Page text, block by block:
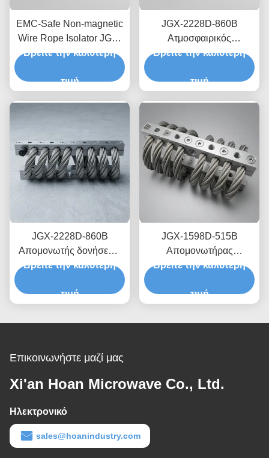
EMC-Safe Non-magnetic
Wire Rope Isolator JGX-
2228D-665B Βάση
κραδασμών για
Βρείτε την καλύτερη
τιμή
JGX-2228D-860B
Ατμοσφαιρικός
απομονωτής δονήσεων
ανοξείδωτο χάλυβα
Βρείτε την καλύτερη
τιμή
JGX-2228D-860B
Απομονωτής δονήσεων
συρματόπλεγματος
σύνθεση Ταχεία
Προσαρμόσιμος
Βρείτε την καλύτερη
τιμή
JGX-1598D-515B
Απομονωτήρας
κραδασμών με
παρέχει κλιμακούμενη
απομόνωση θορύβου
Βρείτε την καλύτερη
τιμή
Επικοινωνήστε μαζί μας
Xi'an Hoan Microwave Co., Ltd.
Ηλεκτρονικό
sales@hoanindustry.com